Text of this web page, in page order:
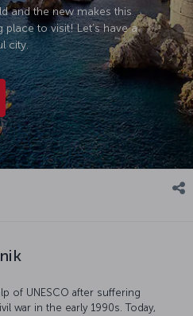
and the new makes this
to visit! Let’s have a
city.
of UNESCO after suffering
war in the early 1990s. Today,